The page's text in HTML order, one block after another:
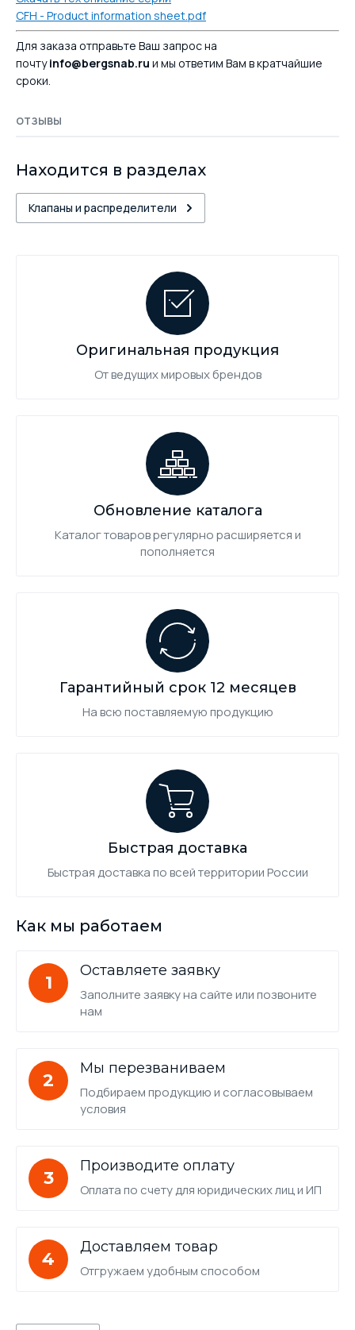
CFH - Product information sheet.pdf
Для заказа отправьте Ваш запрос на
почтуinfo@bergsnab.ru и мы ответим Вам в кратчайшие
сроки.
ОТЗЫВЫ
Находится в разделах
Клапаны и распределители
Оригинальная продукция
От ведущих мировых брендов
Обновление каталога
Каталог товаров регулярно расширяется и
пополняется
Гарантийный срок 12 месяцев
На всю поставляемую продукцию
Быстрая доставка
Быстрая доставка по всей территории России
Как мы работаем
1
Оставляете заявку
Заполните заявку на сайте или позвоните
нам
2
Мы перезваниваем
Подбираем продукцию и согласовываем
условия
3
Производите оплату
Оплата по счету для юридических лиц и ИП
4
Доставляем товар
Отгружаем удобным способом